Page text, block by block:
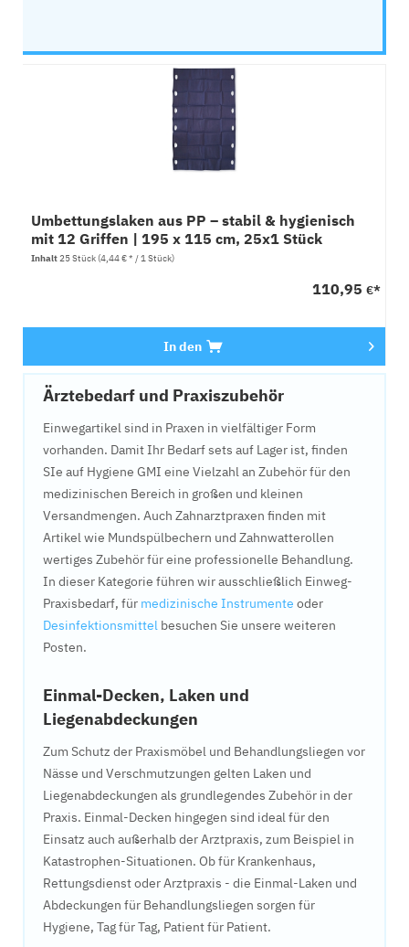
Umbettungslaken aus PP – stabil & hygienisch
mit 12 Griffen | 195 x 115 cm, 25x1 Stück
Inhalt25 Stück(4,44 € * / 1 Stück)
110,95 €*
In den
Ärztebedarf und Praxiszubehör
Einwegartikel sind in Praxen in vielfältiger Form
vorhanden. Damit Ihr Bedarf sets auf Lager ist, finden
SIe auf Hygiene GMI eine Vielzahl an Zubehör für den
medizinischen Bereich in großen und kleinen
Versandmengen. Auch Zahnarztpraxen finden mit
Artikel wie Mundspülbechern und Zahnwatterollen
wertiges Zubehör für eine professionelle Behandlung.
In dieser Kategorie führen wir ausschließlich Einweg-
Praxisbedarf, für medizinische Instrumente oder
Desinfektionsmittel besuchen Sie unsere weiteren
Posten.
Einmal-Decken, Laken und
Liegenabdeckungen
Zum Schutz der Praxismöbel und Behandlungsliegen vor
Nässe und Verschmutzungen gelten Laken und
Liegenabdeckungen als grundlegendes Zubehör in der
Praxis. Einmal-Decken hingegen sind ideal für den
Einsatz auch außerhalb der Arztpraxis, zum Beispiel in
Katastrophen-Situationen. Ob für Krankenhaus,
Rettungsdienst oder Arztpraxis - die Einmal-Laken und
Abdeckungen für Behandlungsliegen sorgen für
Hygiene, Tag für Tag, Patient für Patient.